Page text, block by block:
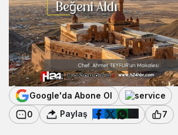
Google'da Abone Ol
0
Paylaş 7